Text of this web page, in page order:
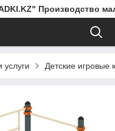
Производство
услуги Детские игровые